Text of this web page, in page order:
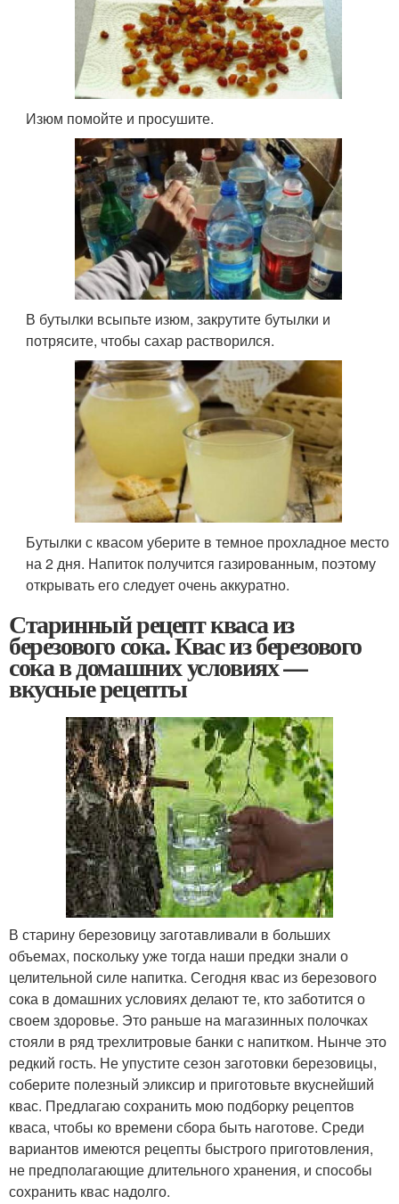
Изюм помойте и просушите.
В бутылки всыпьте изюм, закрутите бутылки и
потрясите, чтобы сахар растворился.
Бутылки с квасом уберите в темное прохладное место
на 2 дня. Напиток получится газированным, поэтому
открывать его следует очень аккуратно.
Старинный рецепт кваса из
березового сока. Квас из березового
сока в домашних условиях —
вкусные рецепты
В старину березовицу заготавливали в больших
объемах, поскольку уже тогда наши предки знали о
целительной силе напитка. Сегодня квас из березового
сока в домашних условиях делают те, кто заботится о
своем здоровье. Это раньше на магазинных полочках
стояли в ряд трехлитровые банки с напитком. Нынче это
редкий гость. Не упустите сезон заготовки березовицы,
соберите полезный эликсир и приготовьте вкуснейший
квас. Предлагаю сохранить мою подборку рецептов
кваса, чтобы ко времени сбора быть наготове. Среди
вариантов имеются рецепты быстрого приготовления,
не предполагающие длительного хранения, и способы
сохранить квас надолго.